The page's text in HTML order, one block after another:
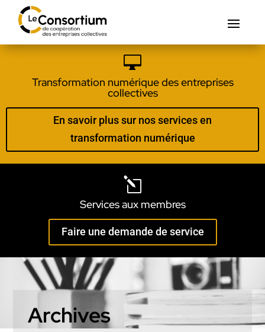

Transformation numérique des entreprises
collectives
En savoir plus sur nos services en
transformation numérique
l
Services aux membres
Faire une demande de service
Archives